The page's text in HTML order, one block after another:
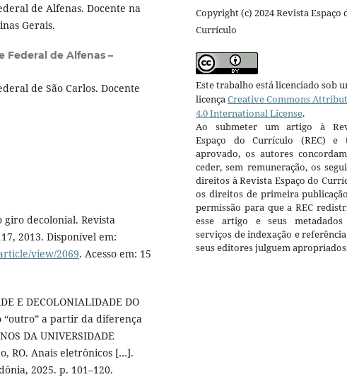
de Alfenas. Docente na
Gerais.
Federal de Alfenas –
de São Carlos. Docente
giro decolonial. Revista
2013. Disponível em:
view/2069. Acesso em: 15
E DECOLONIALIDADE DO
“outro” a partir da diferença
DA UNIVERSIDADE
RO. Anais eletrônicos […].
2025. p. 101–120.
Copyright (c) 2024 Revista Espaço
Currículo
Este trabalho está licenciado sob
licençaCreative Commons
4.0 International License.
Ao submeter um artigo à
Espaço do Currículo (REC) e
aprovado, os autores
ceder, sem remuneração, os
direitos à Revista Espaço do
os direitos de primeira
permissão para que a REC
esse artigo e seus metadados
serviços de indexação e
seus editores julguem